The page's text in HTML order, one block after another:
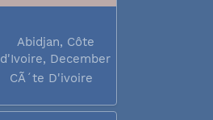
Abidjan, Côte
d'Ivoire, December
2017
CÃ´te D'ivoire